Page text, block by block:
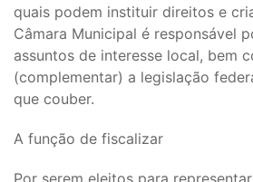
quais podem instituir direitos e
Câmara Municipal é responsável
assuntos de interesse local, bem
(complementar) a legislação
que couber.
A função de fiscalizar
Por serem eleitos para